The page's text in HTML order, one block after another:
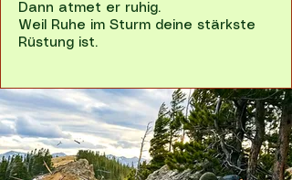
Dann atmet er ruhig.
Weil Ruhe im Sturm deine stärkste
Rüstung ist.